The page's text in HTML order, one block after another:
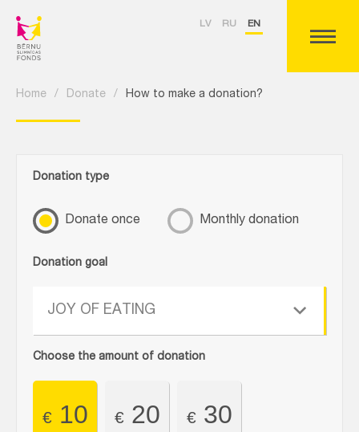
LV RU EN
Home / Donate / How to make a donation?
Donation type
Donate once Monthly donation
Donation goal
JOY OF EATING
Choose the amount of donation
€ 10 € 20 € 30